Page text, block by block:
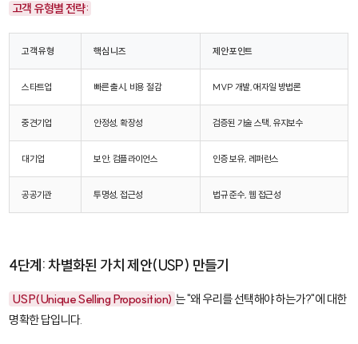
고객 유형별 전략:
고객 유형 핵심 니즈 제안 포인트
스타트업 빠른 출시, 비용 절감 MVP 개발, 애자일 방법론
중견기업 안정성, 확장성 검증된 기술 스택, 유지보수
대기업 보안, 컴플라이언스 인증 보유, 레퍼런스
공공기관 투명성, 접근성 법규 준수, 웹 접근성
4단계: 차별화된 가치 제안(USP) 만들기
USP(Unique Selling Proposition) 는 "왜 우리를 선택해야 하는가?"에 대한
명확한 답입니다.